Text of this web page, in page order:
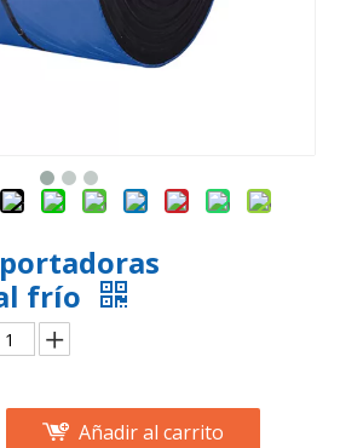
frío
Añadir al carrito